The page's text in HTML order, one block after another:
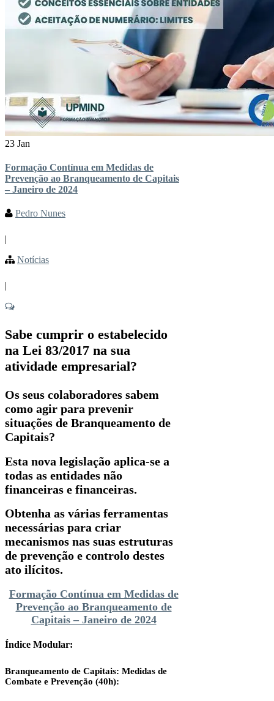
23 Jan
Formação Contínua em Medidas de
Prevenção ao Branqueamento de Capitais
– Janeiro de 2024
Pedro Nunes
|
Notícias
|
Sabe cumprir o estabelecido
na Lei 83/2017 na sua
atividade empresarial?
Os seus colaboradores sabem
como agir para prevenir
situações de Branqueamento de
Capitais?
Esta nova legislação aplica-se a
todas as entidades não
financeiras e financeiras.
Obtenha as várias ferramentas
necessárias para criar
mecanismos nas suas estruturas
de prevenção e controlo destes
ato ilícitos.
Formação Contínua em Medidas de
Prevenção ao Branqueamento de
Capitais – Janeiro de 2024
Índice Modular:
Branqueamento de Capitais: Medidas de
Combate e Prevenção (40h):